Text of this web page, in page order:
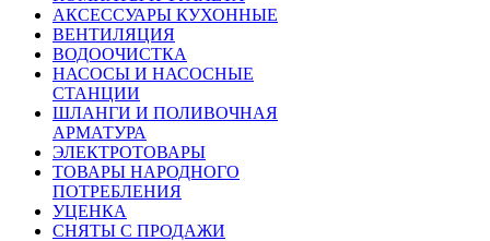
АКСЕССУАРЫ КУХОННЫЕ
ВЕНТИЛЯЦИЯ
ВОДООЧИСТКА
НАСОСЫ И НАСОСНЫЕ
СТАНЦИИ
ШЛАНГИ И ПОЛИВОЧНАЯ
АРМАТУРА
ЭЛЕКТРОТОВАРЫ
ТОВАРЫ НАРОДНОГО
ПОТРЕБЛЕНИЯ
УЦЕНКА
СНЯТЫ С ПРОДАЖИ